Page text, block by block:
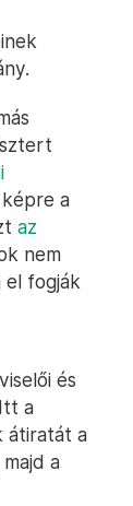
a
az
nem
el fogják
és
a
átiratát a
a